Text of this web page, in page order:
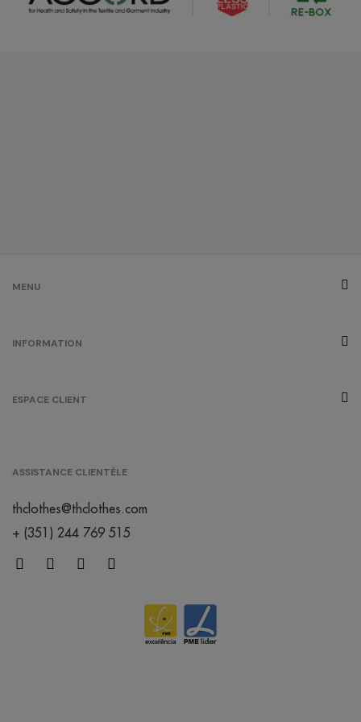
MENU
INFORMATION
ESPACE CLIENT
ASSISTANCE CLIENTÈLE
thclothes@thclothes.com
+ (351) 244 769 515